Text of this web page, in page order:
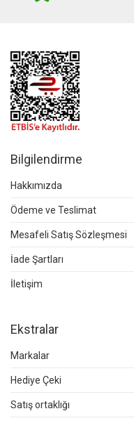
Bilgilendirme
Hakkımızda
Ödeme ve Teslimat
Mesafeli Satış Sözleşmesi
İade Şartları
İletişim
Ekstralar
Markalar
Hediye Çeki
Satış ortaklığı